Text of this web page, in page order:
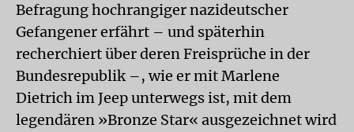
Befragung hochrangiger nazideutscher
Gefangener erfährt – und späterhin
recherchiert über deren Freisprüche in der
Bundesrepublik –, wie er mit Marlene
Dietrich im Jeep unterwegs ist, mit dem
legendären »Bronze Star« ausgezeichnet wird